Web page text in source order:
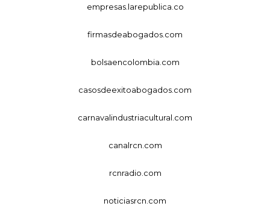
empresas.larepublica.co
firmasdeabogados.com
bolsaencolombia.com
casosdeexitoabogados.com
carnavalindustriacultural.com
canalrcn.com
rcnradio.com
noticiasrcn.com